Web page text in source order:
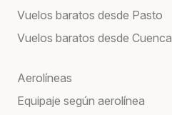
Vuelos baratos desde Pasto
Vuelos baratos desde Cuenca
Aerolíneas
Equipaje según aerolínea